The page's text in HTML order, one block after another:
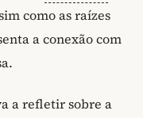
como as raízes
a conexão com
a refletir sobre a